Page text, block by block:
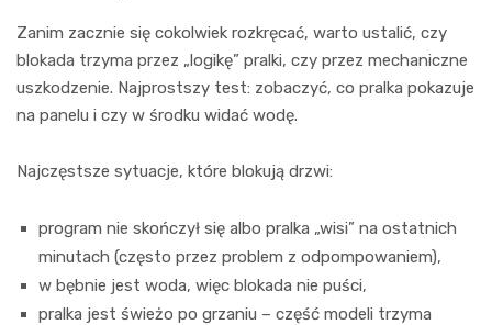
Zanim zacznie się cokolwiek rozkręcać, warto ustalić, czy
blokada trzyma przez „logikę” pralki, czy przez mechaniczne
uszkodzenie. Najprostszy test: zobaczyć, co pralka pokazuje
na panelu i czy w środku widać wodę.
Najczęstsze sytuacje, które blokują drzwi:
program nie skończył się albo pralka „wisi” na ostatnich
minutach (często przez problem z odpompowaniem),
w bębnie jest woda, więc blokada nie puści,
pralka jest świeżo po grzaniu – część modeli trzyma